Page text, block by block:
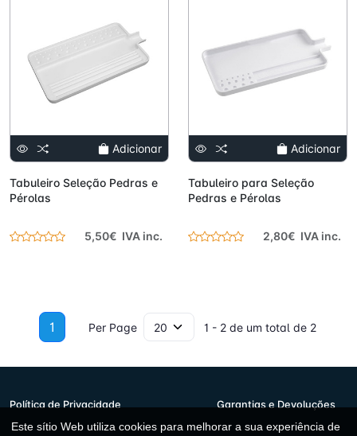
Adicionar
Tabuleiro Seleção Pedras e
Pérolas
5,50€ IVA inc.
Adicionar
Tabuleiro para Seleção
Pedras e Pérolas
2,80€ IVA inc.
1 Per Page 1 - 2 de um total de 2
Política de Privacidade Garantias e Devoluções
Este sítio Web utiliza cookies para melhorar a sua experiência de